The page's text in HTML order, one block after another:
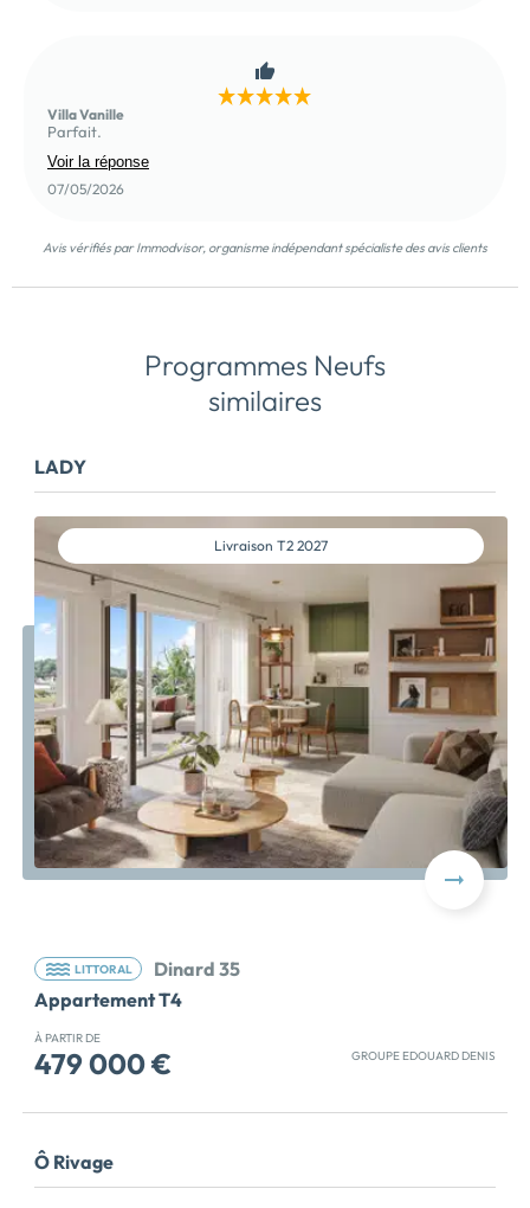
Villa Vanille
Parfait.
Voir la réponse
07/05/2026
Avis vérifiés par Immodvisor, organisme indépendant spécialiste des avis clients
Programmes Neufs
similaires
LADY
Livraison T2 2027
LITTORAL
Dinard 35
Appartement T4
À PARTIR DE
479 000 € GROUPE EDOUARD DENIS
PIECES - TRAVAUX EN COURS Découvrez 'Lady',
résidence intimiste de seulement 11 appartements,
idéalement installée sur la côte d'Émeraude, à
Ô Rivage